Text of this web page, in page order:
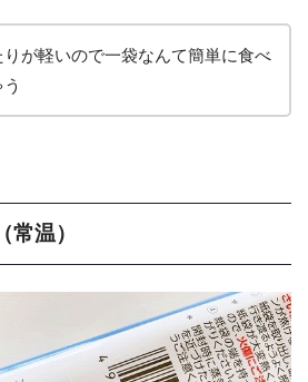
りが軽いので一袋なんて簡単に食べ
温）